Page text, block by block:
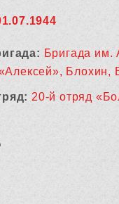
Бригада им.
Блохин,
20-й отряд